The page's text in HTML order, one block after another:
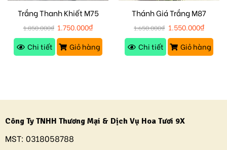
Trắng Thanh Khiết M75
1.850.000₫ 1.750.000₫
Chi tiết
Giỏ hàng
Thánh Giá Trắng M87
1.650.000₫ 1.550.000₫
Chi tiết
Giỏ hàng
Công Ty TNHH Thương Mại & Dịch Vụ Hoa Tươi 9X
MST: 0318058788